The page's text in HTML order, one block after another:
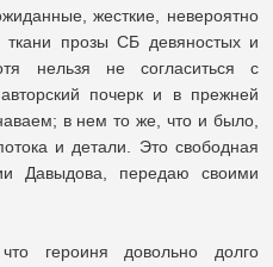
жесткие, невероятно
ткани прозы СБ девяностых и
нельзя не согласиться с
почерк и в прежней
в нем то же, что и было,
и детали. Это свободная
Давыдова, передаю своими
героиня довольно долго